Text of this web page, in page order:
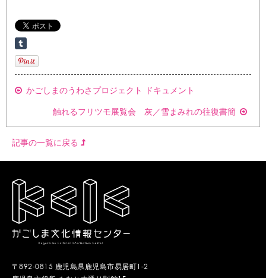
かごしまのうわさプロジェクト ドキュメント
触れるフリツモ展覧会 灰／雪まみれの往復書簡
記事の一覧に戻る
〒892-0815 鹿児島県鹿児島市易居町1-2